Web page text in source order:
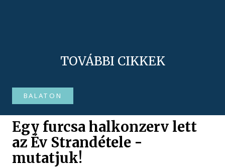
TOVÁBBI CIKKEK
BALATON
Egy furcsa halkonzerv lett
az Év Strandétele -
mutatjuk!